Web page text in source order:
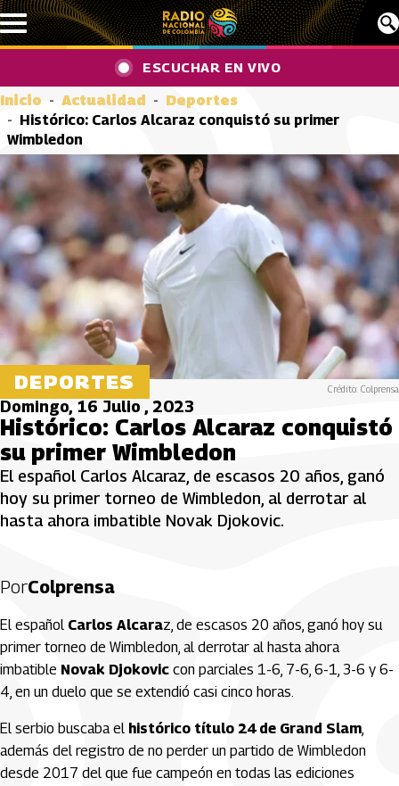
Pasar al contenido principal
ESCUCHAR EN VIVO
Inicio Actualidad
Deportes
Histórico: Carlos Alcaraz conquistó su primer
Wimbledon
DEPORTES Crédito: Colprensa
Domingo, 16 Julio , 2023
Histórico: Carlos Alcaraz conquistó
su primer Wimbledon
El español Carlos Alcaraz, de escasos 20 años, ganó
hoy su primer torneo de Wimbledon, al derrotar al
hasta ahora imbatible Novak Djokovic.
PorColprensa
El español Carlos Alcaraz, de escasos 20 años, ganó hoy su
primer torneo de Wimbledon, al derrotar al hasta ahora
imbatible Novak Djokovic con parciales 1-6, 7-6, 6-1, 3-6 y 6-
4, en un duelo que se extendió casi cinco horas.
El serbio buscaba el histórico título 24 de Grand Slam,
además del registro de no perder un partido de Wimbledon
desde 2017 del que fue campeón en todas las ediciones